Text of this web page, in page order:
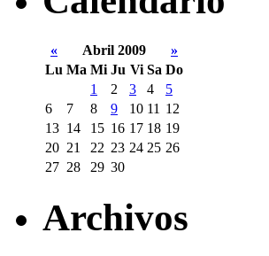
« Abril 2009
»
Lu Ma Mi Ju Vi Sa Do
1
2 3 4
5
6
7 8 9 10 11 12
13 14 15 16 17 18 19
20 21 22 23 24 25 26
27 28 29 30
Archivos